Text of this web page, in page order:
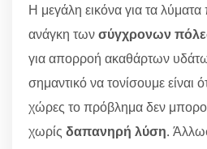
Η μεγάλη εικόνα για τα λύματα
ανάγκη τωνσύγχρονων
για απορροή ακαθάρτων
σημαντικό να τονίσουμε είναι
χώρες το πρόβλημα δεν
χωρίς δαπανηρή λύση.